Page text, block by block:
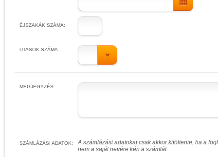
ÉJSZAKÁK SZÁMA:
UTASOK SZÁMA:
MEGJEGYZÉS:
SZÁMLÁZÁSI ADATOK:
A számlázási adatokat csak akkor kitöltenie, ha a
nem a saját nevére kéri a számlát.